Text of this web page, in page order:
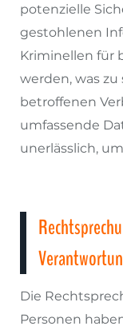
potenzielle
gestohlenen
Kriminellen für
werden, was
betroffenen
umfassende
unerlässlich,
Die
Personen